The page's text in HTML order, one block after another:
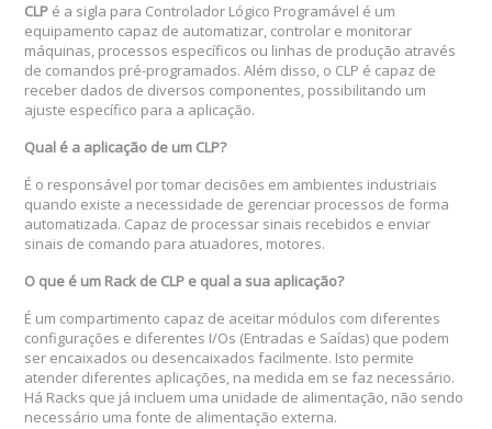
CLP é a sigla para Controlador Lógico Programável é um
equipamento capaz de automatizar, controlar e monitorar
máquinas, processos específicos ou linhas de produção através
de comandos pré-programados. Além disso, o CLP é capaz de
receber dados de diversos componentes, possibilitando um
ajuste específico para a aplicação.
Qual é a aplicação de um CLP?
É o responsável por tomar decisões em ambientes industriais
quando existe a necessidade de gerenciar processos de forma
automatizada. Capaz de processar sinais recebidos e enviar
sinais de comando para atuadores, motores.
O que é um Rack de CLP e qual a sua aplicação?
É um compartimento capaz de aceitar módulos com diferentes
configurações e diferentes I/Os (Entradas e Saídas) que podem
ser encaixados ou desencaixados facilmente. Isto permite
atender diferentes aplicações, na medida em se faz necessário.
Há Racks que já incluem uma unidade de alimentação, não sendo
necessário uma fonte de alimentação externa.